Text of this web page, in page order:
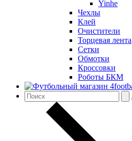
Yinhe
Чехлы
Клей
Очистители
Торцевая лента
Сетки
Обмотки
Кроссовки
Роботы БКМ